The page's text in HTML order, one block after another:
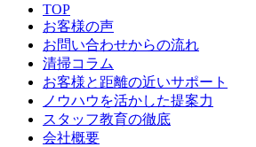
TOP
お客様の声
お問い合わせからの流れ
清掃コラム
お客様と距離の近いサポート
ノウハウを活かした提案力
スタッフ教育の徹底
会社概要